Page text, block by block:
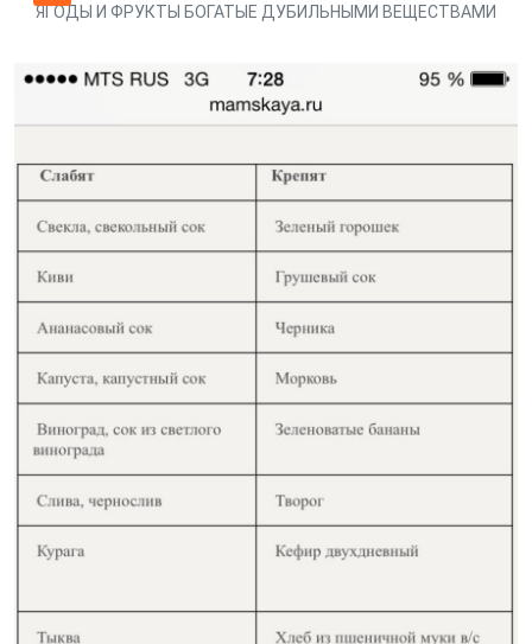
ЯГОДЫ И ФРУКТЫ БОГАТЫЕ ДУБИЛЬНЫМИ ВЕЩЕСТВАМИ